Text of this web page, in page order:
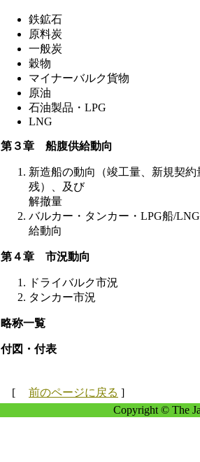
鉄鉱石
原料炭
一般炭
穀物
マイナーバルク貨物
原油
石油製品・LPG
LNG
第３章 船腹供給動向
新造船の動向（竣工量、新規契約
残）、及び
解撤量
バルカー・タンカー・LPG船/
給動向
第４章 市況動向
ドライバルク市況
タンカー市況
略称一覧
付図・付表
[ 前のページに戻る ]
Copyright © The